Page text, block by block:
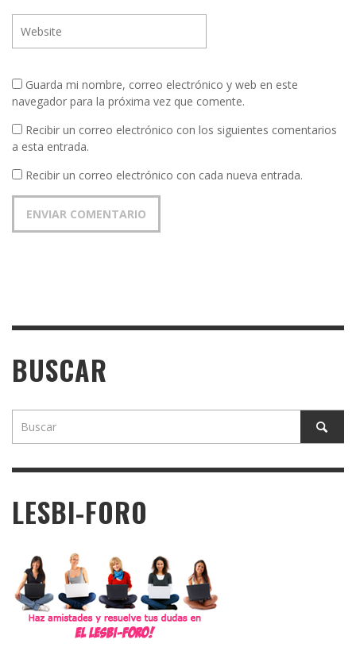
Guarda mi nombre, correo electrónico y web en este
navegador para la próxima vez que comente.
Recibir un correo electrónico con los siguientes comentarios
a esta entrada.
Recibir un correo electrónico con cada nueva entrada.
BUSCAR
LESBI-FORO